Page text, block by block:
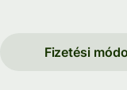
Fizetési